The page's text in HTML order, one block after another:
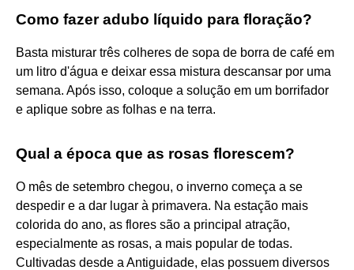
Como fazer adubo líquido para floração?
Basta misturar três colheres de sopa de borra de café em
um litro d'água e deixar essa mistura descansar por uma
semana. Após isso, coloque a solução em um borrifador
e aplique sobre as folhas e na terra.
Qual a época que as rosas florescem?
O mês de setembro chegou, o inverno começa a se
despedir e a dar lugar à primavera. Na estação mais
colorida do ano, as flores são a principal atração,
especialmente as rosas, a mais popular de todas.
Cultivadas desde a Antiguidade, elas possuem diversos